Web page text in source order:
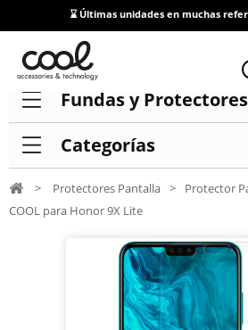
⌛ Últimas unidades en muchas
Acceso
Fundas y Protectores
Categorías
> Protectores Pantalla >
Protector
COOL para Honor 9X Lite